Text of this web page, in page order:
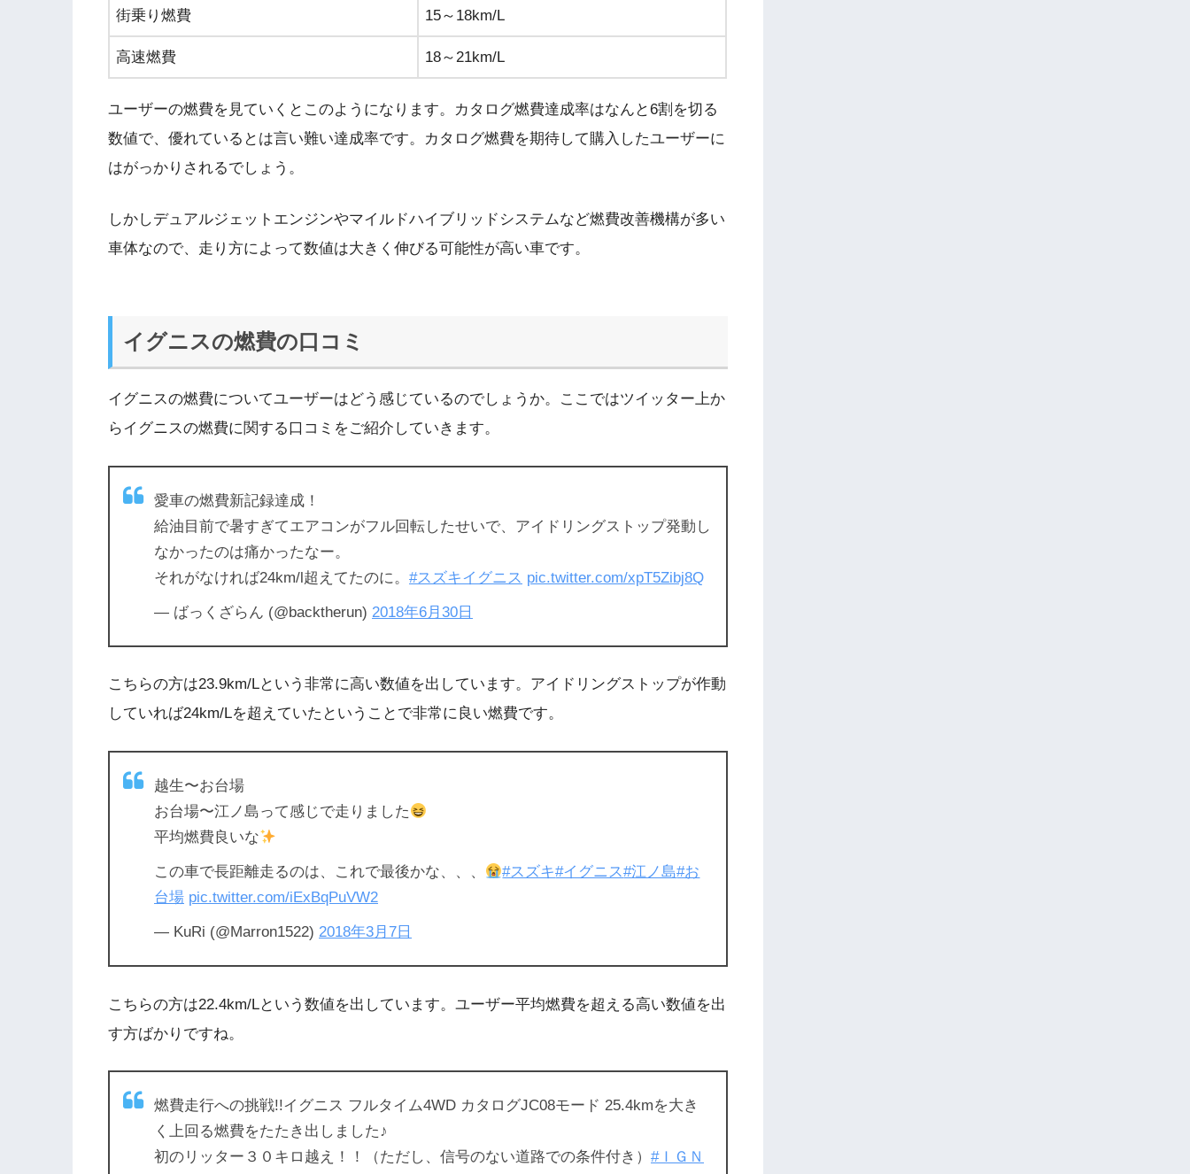
街乗り燃費 15～18km/L
高速燃費 18～21km/L
ユーザーの燃費を見ていくとこのようになります。カタログ燃費達成率はなんと6割を切る
数値で、優れているとは言い難い達成率です。カタログ燃費を期待して購入したユーザーに
はがっかりされるでしょう。
しかしデュアルジェットエンジンやマイルドハイブリッドシステムなど燃費改善機構が多い
車体なので、走り方によって数値は大きく伸びる可能性が高い車です。
イグニスの燃費の口コミ
イグニスの燃費についてユーザーはどう感じているのでしょうか。ここではツイッター上か
らイグニスの燃費に関する口コミをご紹介していきます。
愛車の燃費新記録達成！
給油目前で暑すぎてエアコンがフル回転したせいで、アイドリングストップ発動し
なかったのは痛かったなー。
それがなければ24km/l超えてたのに。 #スズキイグニス pic.twitter.com/xpT5Zibj8Q
— ばっくざらん (@backtherun) 2018年6月30日
こちらの方は23.9km/Lという非常に高い数値を出しています。アイドリングストップが作動
していれば24km/Lを超えていたということで非常に良い燃費です。
越生〜お台場
お台場〜江ノ島って感じで走りました
平均燃費良いな
この車で長距離走るのは、これで最後かな、、、 #スズキ#イグニス#江ノ島#お
台場 pic.twitter.com/iExBqPuVW2
— KuRi (@Marron1522) 2018年3月7日
こちらの方は22.4km/Lという数値を出しています。ユーザー平均燃費を超える高い数値を出
す方ばかりですね。
燃費走行への挑戦!!イグニス フルタイム4WD カタログJC08モード 25.4kmを大き
く上回る燃費をたたき出しました♪
初のリッター３０キロ越え！！（ただし、信号のない道路での条件付き） #ＩＧＮ